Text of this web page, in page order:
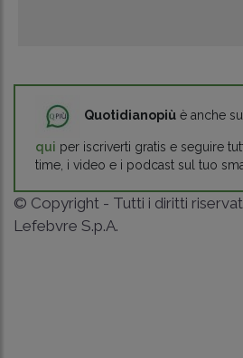
Quotidianopiù è anche su
qui per iscriverti gratis e seguire
time, i video e i podcast sul tuo
© Copyright - Tutti i diritti
Lefebvre S.p.A.